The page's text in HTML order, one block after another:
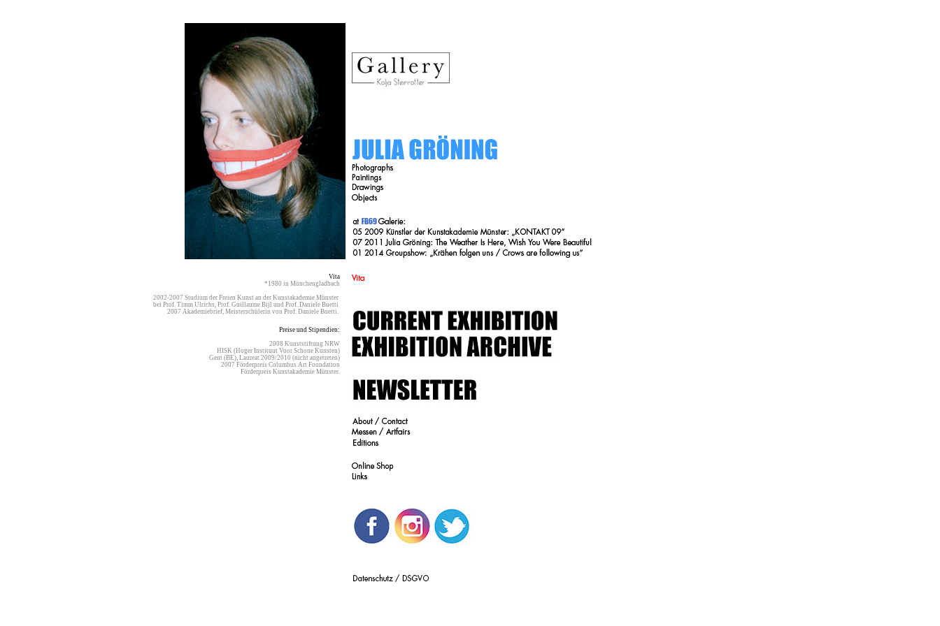
Vita
*1980 in Mönchengladbach
2002-2007 Studium der Freien Kunst an der Kunstakademie Münster
bei Prof. Timm Ulrichs, Prof. Guillaume Bijl und Prof. Daniele Buetti
2007 Akademiebrief, Meisterschülerin von Prof. Daniele Buetti.
Preise und Stipendien:
2008 Kunststiftung NRW
HISK (Hoger Instituut Voor Schone Kunsten)
Gent (BE), Laureat 2009/2010 (nicht angetreten)
2007 Förderpreis Columbus Art Foundation
Förderpreis Kunstakademie Münster.